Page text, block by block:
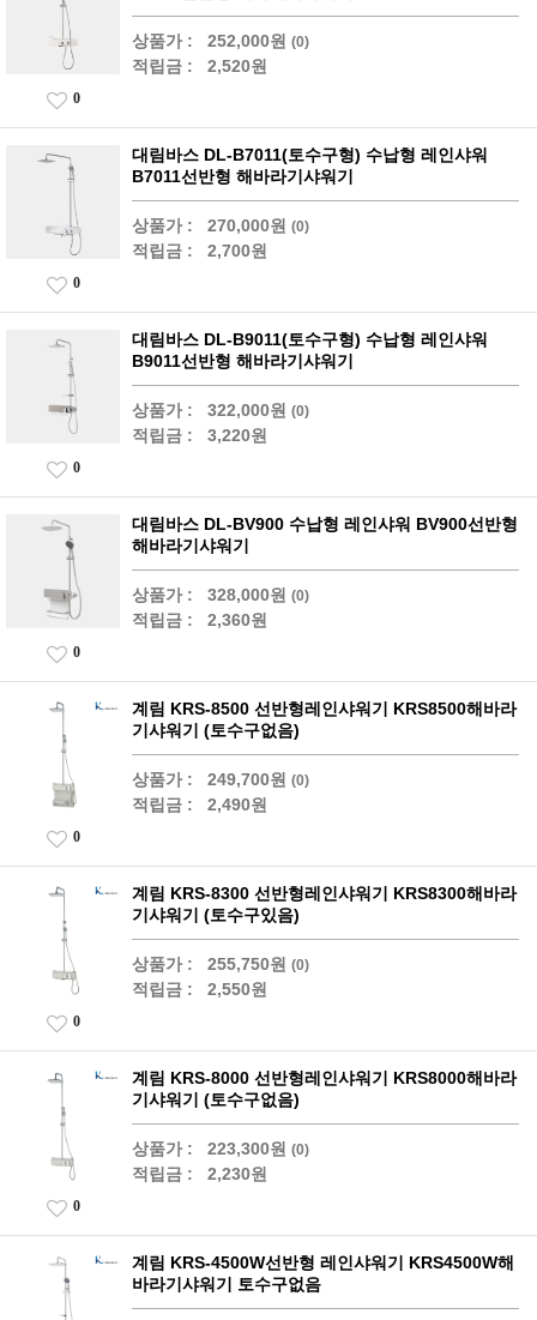
상품가 : 252,000원 (0)
적립금 : 2,520원
0
대림바스 DL-B7011(토수구형) 수납형 레인샤워
B7011선반형 해바라기샤워기
상품가 : 270,000원 (0)
적립금 : 2,700원
0
대림바스 DL-B9011(토수구형) 수납형 레인샤워
B9011선반형 해바라기샤워기
상품가 : 322,000원 (0)
적립금 : 3,220원
0
대림바스 DL-BV900 수납형 레인샤워 BV900선반형
해바라기샤워기
상품가 : 328,000원 (0)
적립금 : 2,360원
0
계림 KRS-8500 선반형레인샤워기 KRS8500해바라
기샤워기 (토수구없음)
상품가 : 249,700원 (0)
적립금 : 2,490원
0
계림 KRS-8300 선반형레인샤워기 KRS8300해바라
기샤워기 (토수구있음)
상품가 : 255,750원 (0)
적립금 : 2,550원
0
계림 KRS-8000 선반형레인샤워기 KRS8000해바라
기샤워기 (토수구없음)
상품가 : 223,300원 (0)
적립금 : 2,230원
0
계림 KRS-4500W선반형 레인샤워기 KRS4500W해
바라기샤워기 토수구없음